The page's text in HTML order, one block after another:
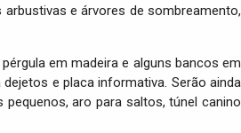
e árvores de sombreamento,
em madeira e alguns bancos em
e placa informativa. Serão ainda
aro para saltos, túnel canino